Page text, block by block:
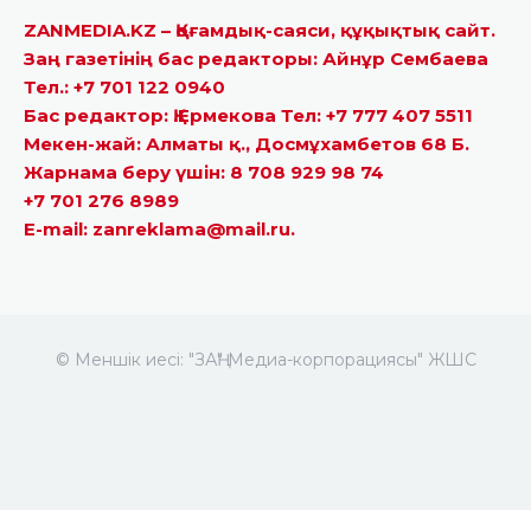
ZANMEDIA.KZ – Қоғамдық-саяси, құқықтық сайт.
Заң газетінің бас редакторы: Айнұр Сембаева
Тел.: +7 701 122 0940
Бас редактор: Қ.Ермекова Тел: +7 777 407 5511
Мекен-жай: Алматы қ., Досмұхамбетов 68 Б.
Жарнама беру үшін: 8 708 929 98 74
+7 701 276 8989
E-mail: zanreklama@mail.ru.
© Меншік иесі: "ЗАҢ" Медиа-корпорациясы" ЖШС